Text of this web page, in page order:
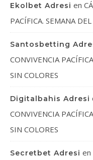
Ekolbet Adresi en
PACÍFICA. SEMANA
Santosbetting
CONVIVENCIA
SIN COLORES
Digitalbahis Adresi
CONVIVENCIA
SIN COLORES
Secretbet Adresi en